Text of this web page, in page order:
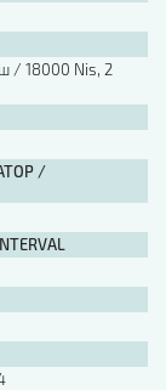
/ 18000 Nis, 2
/